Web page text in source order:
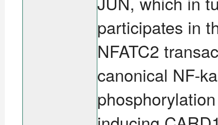
participates in
NFATC2
canonical NF-